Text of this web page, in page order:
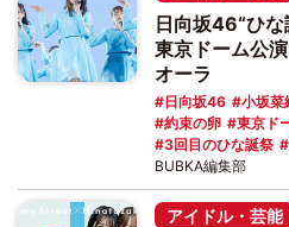
日向坂46“ひ
東京ドーム公
オーラ
日向坂46 小坂菜
約束の卵
東京ド
3回目のひな誕祭
BUBKA編集部
アイドル・芸能